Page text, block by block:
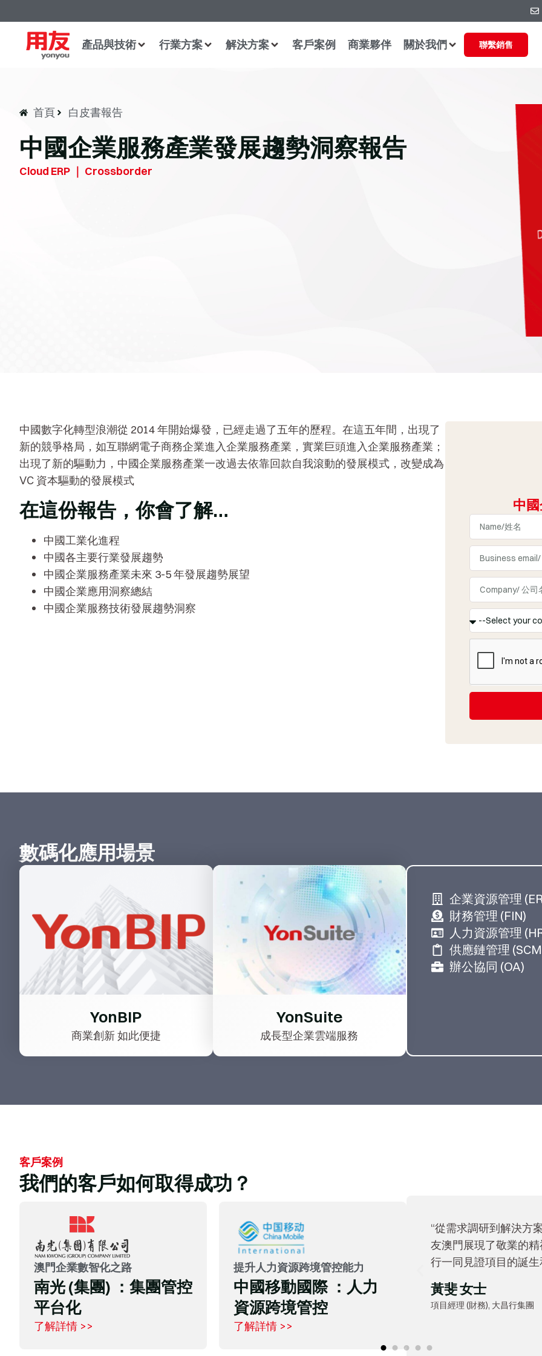
產品與技術 行業方案 解決方案 客戶案例 商業夥伴 關於我們 聯繫銷售
首頁 白皮書報告
中國企業服務產業發展趨勢洞察報告
Cloud ERP ｜ Crossborder
中國數字化轉型浪潮從 2014 年開始爆發，已經走過了五年的歷程。在這五年間，出現了
新的競爭格局，如互聯網電子商務企業進入企業服務產業，實業巨頭進入企業服務產業；
出現了新的驅動力，中國企業服務產業一改過去依靠回款自我滾動的發展模式，改變成為
VC 資本驅動的發展模式
在這份報告，你會了解…
中國工業化進程
中國各主要行業發展趨勢
中國企業服務產業未來 3-5 年發展趨勢展望
中國企業應用洞察總結
中國企業服務技術發展趨勢洞察
中
數碼化應用場景
YonBIP
商業創新 如此便捷
YonSuite
成長型企業雲端服務
企業資源管理
財務管理 (FIN)
人力資源管理
供應鏈管理
辦公協同 (OA)
客戶案例
我們的客戶如何取得成功？
澳門企業數智化之路
南光 (集團) ：集團管控
平台化
了解詳情 >>
提升人力資源跨境管控能力
中國移動國際 ：人力
資源跨境管控
了解詳情 >>
“從需求調研到解決方案確認，再到上線使用，用
友澳門展現了敬業的精神與專業的能力，與大昌
行一同見證項目的誕生和成長。”
黃斐 女士
項目經理 (財務), 大昌行集團
“我們通過跟用友的一
品，同時也打磨我們
模式。”
翁章献 先生
數字化中心技術總監, 統一企